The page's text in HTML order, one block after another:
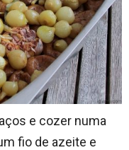
e cozer numa
fio de azeite e